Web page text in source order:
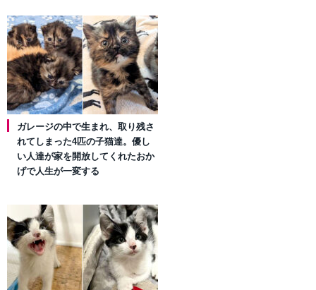
ガレージの中で生まれ、取り残さ
れてしまった4匹の子猫達。優し
い人達が家を開放してくれたおか
げで人生が一変する